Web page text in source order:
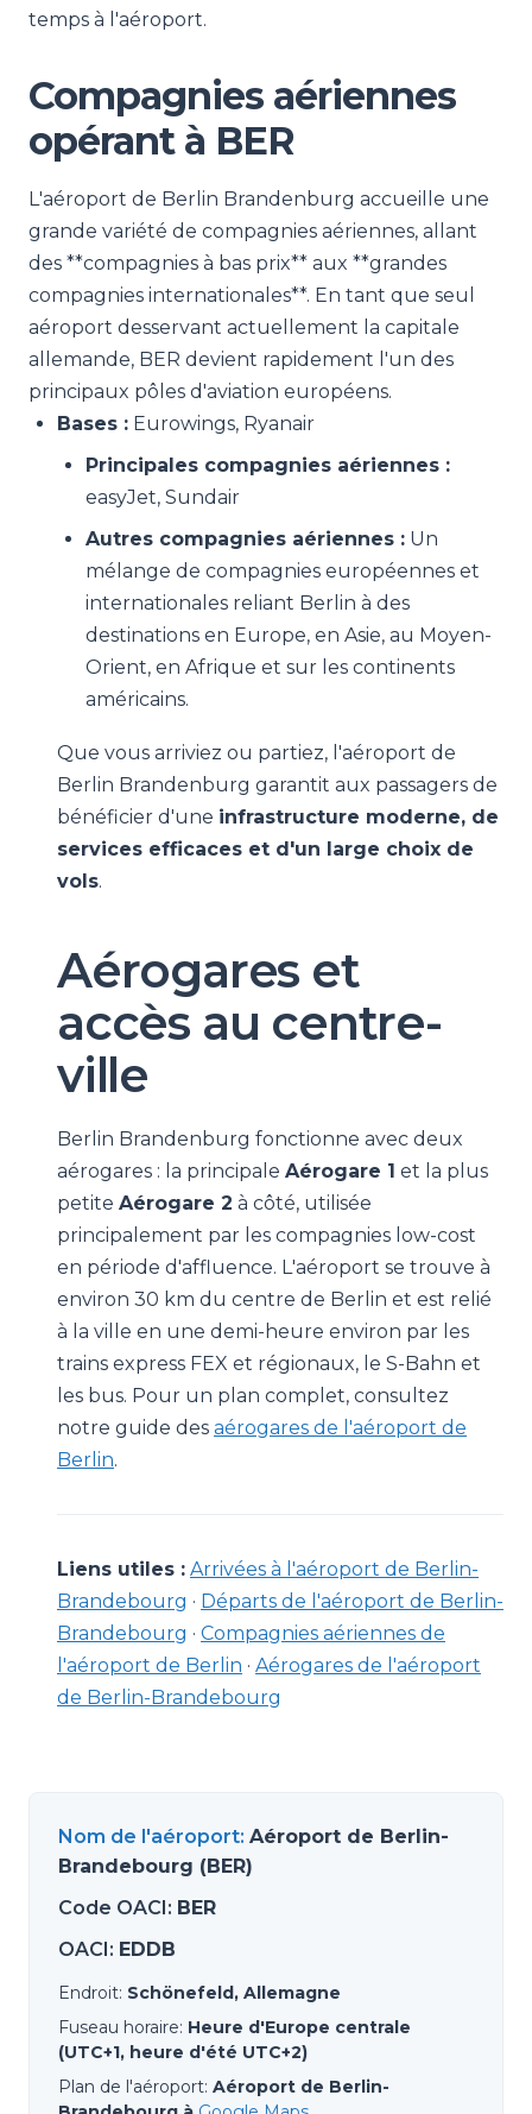
temps à l'aéroport.
Compagnies aériennes
opérant à BER
L'aéroport de Berlin Brandenburg accueille une
grande variété de compagnies aériennes, allant
des **compagnies à bas prix** aux **grandes
compagnies internationales**. En tant que seul
aéroport desservant actuellement la capitale
allemande, BER devient rapidement l'un des
principaux pôles d'aviation européens.
Bases : Eurowings, Ryanair
Principales compagnies aériennes :
easyJet, Sundair
Autres compagnies aériennes : Un
mélange de compagnies européennes et
internationales reliant Berlin à des
destinations en Europe, en Asie, au Moyen-
Orient, en Afrique et sur les continents
américains.
Que vous arriviez ou partiez, l'aéroport de
Berlin Brandenburg garantit aux passagers de
bénéficier d'une infrastructure moderne, de
services efficaces et d'un large choix de
vols.
Aérogares et
accès au centre-
ville
Berlin Brandenburg fonctionne avec deux
aérogares : la principale Aérogare 1 et la plus
petite Aérogare 2 à côté, utilisée
principalement par les compagnies low-cost
en période d'affluence. L'aéroport se trouve à
environ 30 km du centre de Berlin et est relié
à la ville en une demi-heure environ par les
trains express FEX et régionaux, le S-Bahn et
les bus. Pour un plan complet, consultez
notre guide des aérogares de l'aéroport de
Berlin.
Liens utiles : Arrivées à l'aéroport de Berlin-
Brandebourg · Départs de l'aéroport de Berlin-
Brandebourg · Compagnies aériennes de
l'aéroport de Berlin · Aérogares de l'aéroport
de Berlin-Brandebourg
Nom de l'aéroport: Aéroport de Berlin-
Brandebourg (BER)
Code OACI: BER
OACI: EDDB
Endroit: Schönefeld, Allemagne
Fuseau horaire: Heure d'Europe centrale
(UTC+1, heure d'été UTC+2)
Plan de l'aéroport: Aéroport de Berlin-